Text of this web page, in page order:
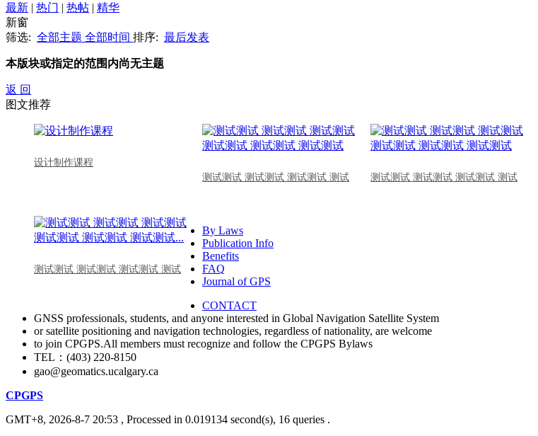
最新 | 热门 | 热帖 | 精华
新窗
筛选: 全部主题 全部时间 排序: 最后发表
本版块或指定的范围内尚无主题
返 回
图文推荐
设计制作课程
测试测试 测试测试 测试测试 测试
测试测试 测试测试 测试测试 测试
测试测试 测试测试 测试测试 测试
By Laws
Publication Info
Benefits
FAQ
Journal of GPS
CONTACT
GNSS professionals, students, and anyone interested in Global Navigation Satellite System
or satellite positioning and navigation technologies, regardless of nationality, are welcome
to join CPGPS.All members must recognize and follow the CPGPS Bylaws
TEL：(403) 220-8150
gao@geomatics.ucalgary.ca
CPGPS
GMT+8, 2026-8-7 20:53 , Processed in 0.019134 second(s), 16 queries .